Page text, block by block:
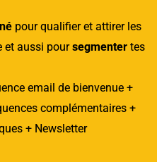
pour qualifier et attirer les
et aussi poursegmenter tes
email de bienvenue +
complémentaires +
+ Newsletter